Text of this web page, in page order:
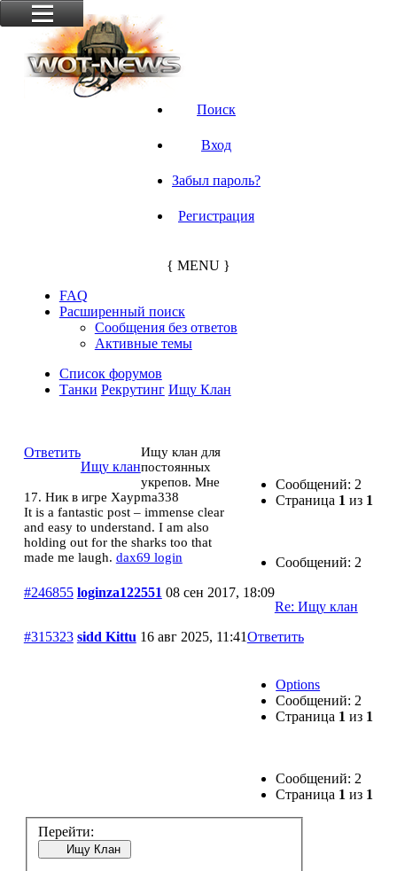
Поиск
Вход
Забыл пароль?
Регистрация
{ MENU }
FAQ
Расширенный поиск
Сообщения без ответов
Активные темы
Список форумов
Танки Рекрутинг Ищу Клан
Сообщений: 2
Страница 1 из 1
Сообщений: 2
Ответить
Ищу клан
#246855 loginza122551 08 сен 2017, 18:09
Ищу клан для
постоянных
укрепов. Мне
17. Ник в игре Xaypma338
Re: Ищу клан
#315323 sidd Kittu 16 авг 2025, 11:41
It is a fantastic post – immense clear
and easy to understand. I am also
holding out for the sharks too that
made me laugh. dax69 login
Ответить
Options
Сообщений: 2
Страница 1 из 1
Сообщений: 2
Страница 1 из 1
Перейти:
Ищу Клан